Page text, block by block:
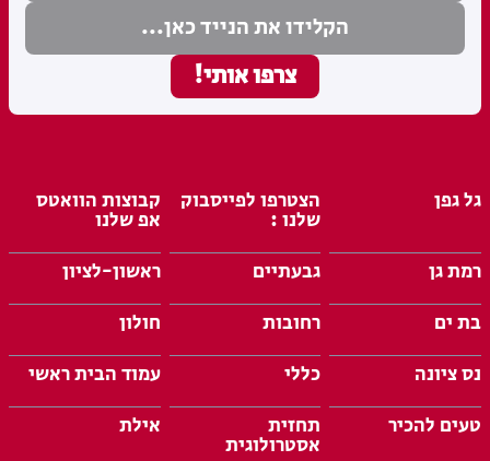
גל גפן הצטרפו לפייסבוק
שלנו :
קבוצות הוואטס
אפ שלנו
רמת גן
גבעתיים
ראשון-לציון
בת ים
רחובות
חולון
נס ציונה
כללי
עמוד הבית ראשי
טעים להכיר
תחזית
אסטרולוגית
אילת